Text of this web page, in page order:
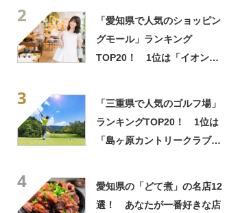
2
「愛知県で人気のショッピン
グモール」ランキング
TOP20！ 1位は「イオンモ
3
「三重県で人気のゴルフ場」
ランキングTOP20！ 1位は
「島ヶ原カントリークラブ」
4
愛知県の「どて煮」の名店12
選！ あなたが一番好きな店